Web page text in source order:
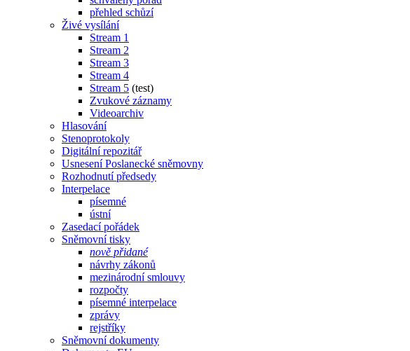
přehled schůzí
Živé vysílání
Stream 1
Stream 2
Stream 3
Stream 4
Stream 5 (test)
Zvukové záznamy
Videoarchiv
Hlasování
Stenoprotokoly
Digitální repozitář
Usnesení Poslanecké sněmovny
Rozhodnutí předsedy
Interpelace
písemné
ústní
Zasedací pořádek
Sněmovní tisky
nově přidané
návrhy zákonů
mezinárodní smlouvy
rozpočty
písemné interpelace
zprávy
rejstříky
Sněmovní dokumenty